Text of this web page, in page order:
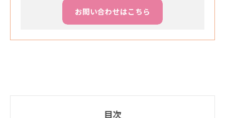
お問い合わせはこちら
目次